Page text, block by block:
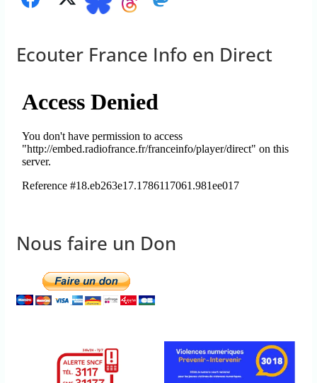
Ecouter France Info en Direct
Nous faire un Don